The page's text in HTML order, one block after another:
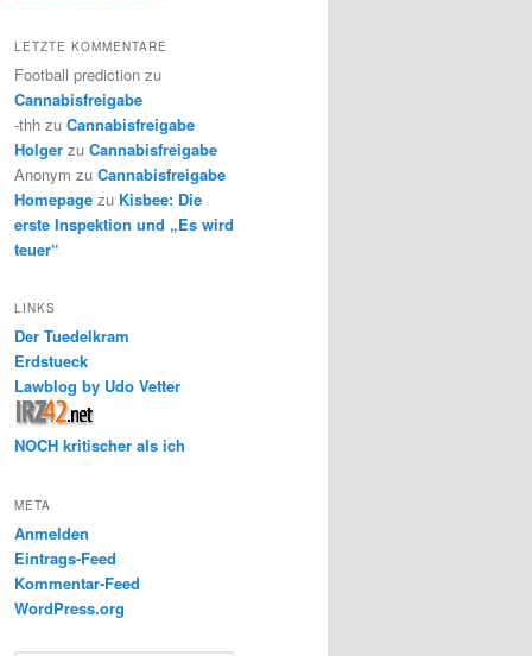
LETZTE KOMMENTARE
Football prediction zu
Cannabisfreigabe
-thh zu Cannabisfreigabe
Holger zu Cannabisfreigabe
Anonym zu Cannabisfreigabe
Homepage zu Kisbee: Die
erste Inspektion und „Es wird
teuer“
LINKS
Der Tuedelkram
Erdstueck
Lawblog by Udo Vetter
NOCH kritischer als ich
META
Anmelden
Eintrags-Feed
Kommentar-Feed
WordPress.org